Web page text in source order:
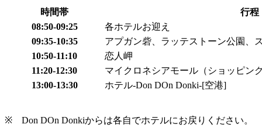
時間帯
行程
08:50-09:25
各ホテルお迎え
09:35-10:35
アプガン砦、ラッテストーン公園
10:50-11:10
恋人岬
11:20-12:30
マイクロネシアモール（ショッピン
13:00-13:30
ホテル‐Don DOn Donki‐[空港]
※ Don DOn Donkiからは各自でホテルにお戻りください。